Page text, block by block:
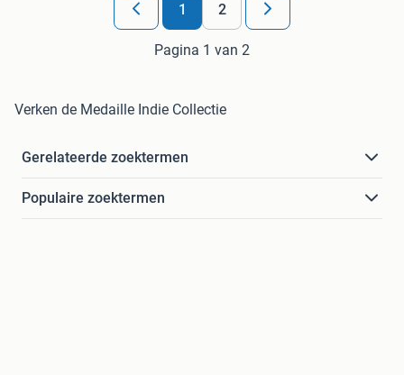
1 2
Pagina 1 van 2
Verken de Medaille Indie Collectie
Gerelateerde zoektermen
Populaire zoektermen